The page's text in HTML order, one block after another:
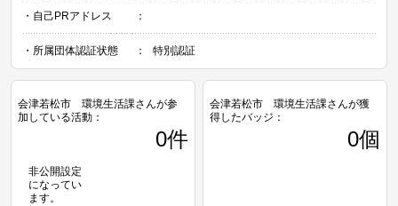
・自己PRアドレス ：
・所属団体認証状態 ： 特別認証
会津若松市 環境生活課さんが参
加している活動：
0件
非公開設定
になってい
ます。
会津若松市 環境生活課さんが獲
得したバッジ：
0個